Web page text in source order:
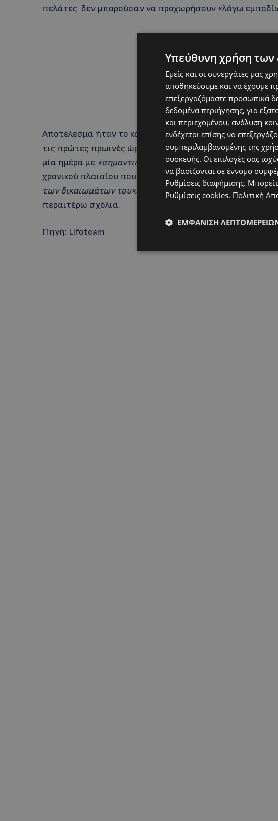
πελάτες δεν μπορούσαν να προχωρήσουν «λόγω
Αποτέλεσμα ήταν το κατάστημα να «παραμείνει άδειο
τις πρώτες πρωινές ώρες». Μάλιστα, ο γαλλικός οίκος
μία ημέρα με «σημαντικά έσοδα». Σε περίπτωση που το
χρονικού πλαισίου που ορίζεται, ο Dior«θα λάβει όλα τα
των δικαιωμάτων του».
Οι εκπρόσωποι του Dior δεν
περαιτέρω σχόλια.
Πηγή: Lifoteam
Υπεύθυνη χρήση των
Εμείς και οι συνεργάτες μας
αποθηκεύουμε και να έχουμε
επεξεργαζόμαστε προσωπικά
δεδομένα περιήγησης, για
και περιεχομένου, ανάλυση
ενδέχεται επίσης να
συμπεριλαμβανομένης της
συσκευής. Οι επιλογές σας
να βασίζονται σε έννομο
Ρυθμίσεις διαφήμισης.
Ρυθμίσεις cookies. Πολιτική
ΕΜΦΆΝΙΣΗ